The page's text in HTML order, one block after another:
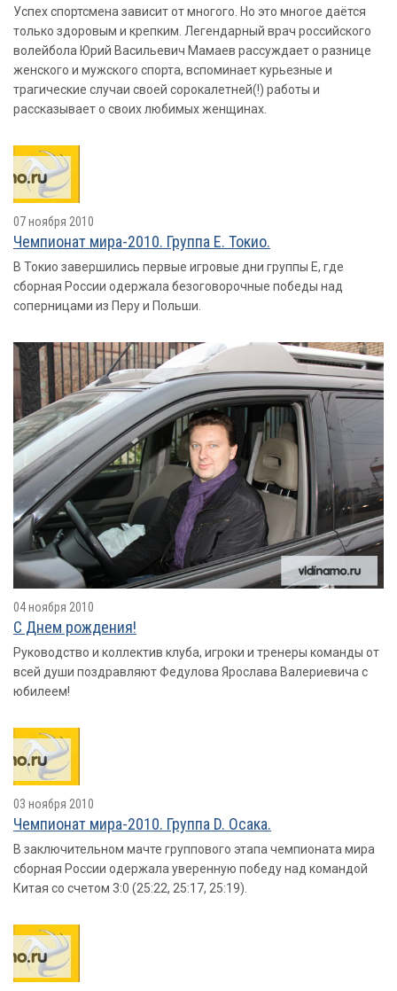
Успех спортсмена зависит от многого. Но это многое даётся
только здоровым и крепким. Легендарный врач российского
волейбола Юрий Васильевич Мамаев рассуждает о разнице
женского и мужского спорта, вспоминает курьезные и
трагические случаи своей сорокалетней(!) работы и
рассказывает о своих любимых женщинах.
07 ноября 2010
Чемпионат мира-2010. Группа E. Токио.
В Токио завершились первые игровые дни группы Е, где
сборная России одержала безоговорочные победы над
соперницами из Перу и Польши.
04 ноября 2010
С Днем рождения!
Руководство и коллектив клуба, игроки и тренеры команды от
всей души поздравляют Федулова Ярослава Валериевича с
юбилеем!
03 ноября 2010
Чемпионат мира-2010. Группа D. Осака.
В заключительном мачте группового этапа чемпионата мира
сборная России одержала уверенную победу над командой
Китая со счетом 3:0 (25:22, 25:17, 25:19).